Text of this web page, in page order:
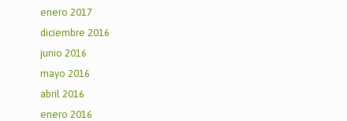
enero 2017
diciembre 2016
junio 2016
mayo 2016
abril 2016
enero 2016